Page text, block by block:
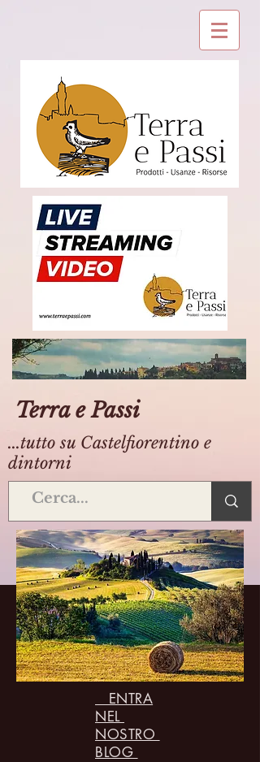
Terra e Passi
...tutto su Castelfiorentino e
dintorni
ENTRA
NEL
NOSTRO
BLOG